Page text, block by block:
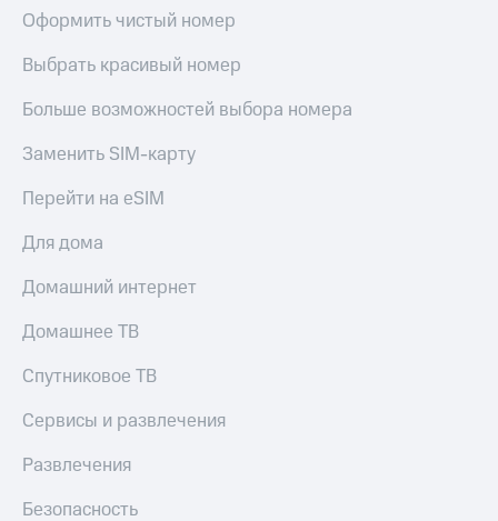
полисов
Скидка 30%
на связь
С картой
МТС
Деньги
Накопления
Откладывайте
и получайте
и
переводы
Пополнить
RED,
и МТС Супер
при оплате
МТС Деньги
Обзоры
до 40%
покупке
МТС
Оформить чистый номер
Выбрать красивый номер
Больше возможностей выбора номера
Заменить SIM-карту
Перейти на eSIM
Для дома
Домашний интернет
Домашнее ТВ
Спутниковое ТВ
Сервисы и развлечения
Развлечения
Безопасность